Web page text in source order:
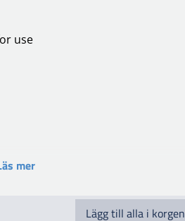
use
mer
Lägg till alla i korgen